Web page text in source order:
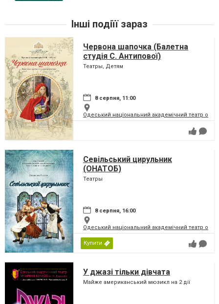
Інші подіїї зараз
Червона шапочка (Балетна
студія С. Антипової)
Театры, Детям
8 серпня, 11:00
Одеський національний академічний театр
Севільський цирульник
(ОНАТОБ)
Театры
8 серпня, 16:00
Одеський національний академічний театр
Купити
У джазі тільки дівчата
Майже американський мюзикл на 2 дії